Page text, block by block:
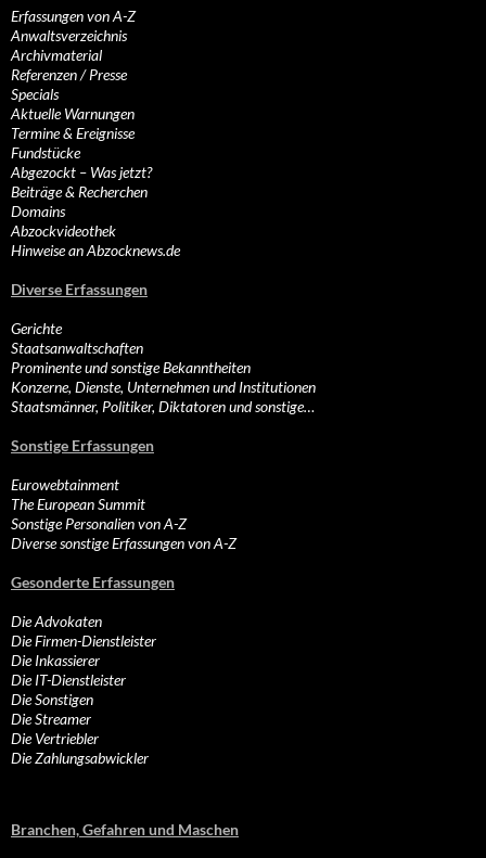
Erfassungen von A-Z
Anwaltsverzeichnis
Archivmaterial
Referenzen / Presse
Specials
Aktuelle Warnungen
Termine & Ereignisse
Fundstücke
Abgezockt – Was jetzt?
Beiträge & Recherchen
Domains
Abzockvideothek
Hinweise an Abzocknews.de
Diverse Erfassungen
Gerichte
Staatsanwaltschaften
Prominente und sonstige Bekanntheiten
Konzerne, Dienste, Unternehmen und Institutionen
Staatsmänner, Politiker, Diktatoren und sonstige…
Sonstige Erfassungen
Eurowebtainment
The European Summit
Sonstige Personalien von A-Z
Diverse sonstige Erfassungen von A-Z
Gesonderte Erfassungen
Die Advokaten
Die Firmen-Dienstleister
Die Inkassierer
Die IT-Dienstleister
Die Sonstigen
Die Streamer
Die Vertriebler
Die Zahlungsabwickler
Branchen, Gefahren und Maschen